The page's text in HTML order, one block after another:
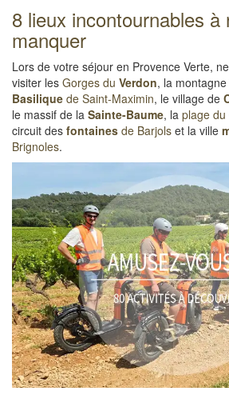
8 lieux incontournables à
manquer
Lors de votre séjour en Provence Verte,
visiter les Gorges du Verdon, la montagne
Basilique de Saint-Maximin, le village de
le massif de la Sainte-Baume, la plage du
circuit des fontaines de Barjols et la ville
Brignoles.